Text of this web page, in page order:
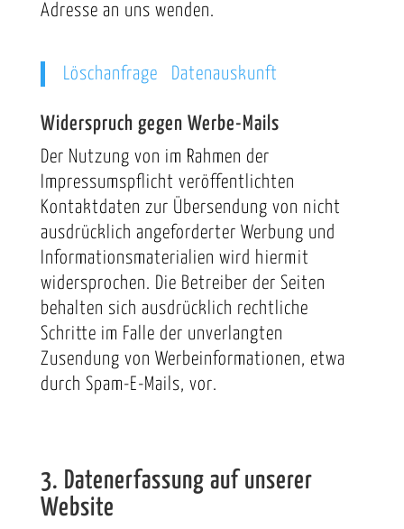
Adresse an uns wenden.
Löschanfrage Datenauskunft
Widerspruch gegen Werbe-Mails
Der Nutzung von im Rahmen der
Impressumspflicht veröffentlichten
Kontaktdaten zur Übersendung von nicht
ausdrücklich angeforderter Werbung und
Informationsmaterialien wird hiermit
widersprochen. Die Betreiber der Seiten
behalten sich ausdrücklich rechtliche
Schritte im Falle der unverlangten
Zusendung von Werbeinformationen, etwa
durch Spam-E-Mails, vor.
3. Datenerfassung auf unserer
Website